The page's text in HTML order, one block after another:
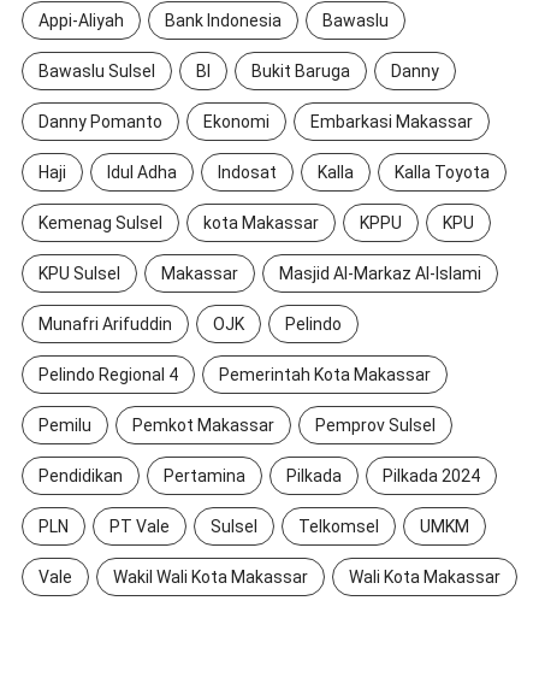
Appi-Aliyah Bank Indonesia Bawaslu
Bawaslu Sulsel BI Bukit Baruga Danny
Danny Pomanto Ekonomi Embarkasi Makassar
Haji Idul Adha Indosat Kalla Kalla Toyota
Kemenag Sulsel kota Makassar KPPU KPU
KPU Sulsel Makassar Masjid Al-Markaz Al-Islami
Munafri Arifuddin OJK Pelindo
Pelindo Regional 4 Pemerintah Kota Makassar
Pemilu Pemkot Makassar Pemprov Sulsel
Pendidikan Pertamina Pilkada Pilkada 2024
PLN PT Vale Sulsel Telkomsel UMKM
Vale Wakil Wali Kota Makassar Wali Kota Makassar